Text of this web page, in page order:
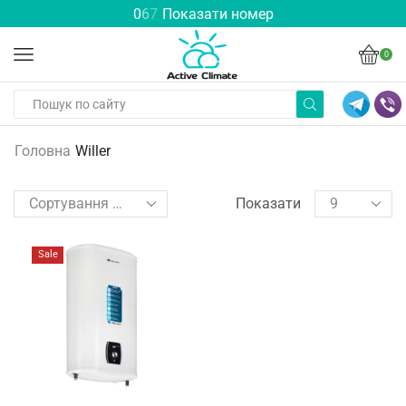
067 Показати номер
0
Головна Willer
Показати
Sale